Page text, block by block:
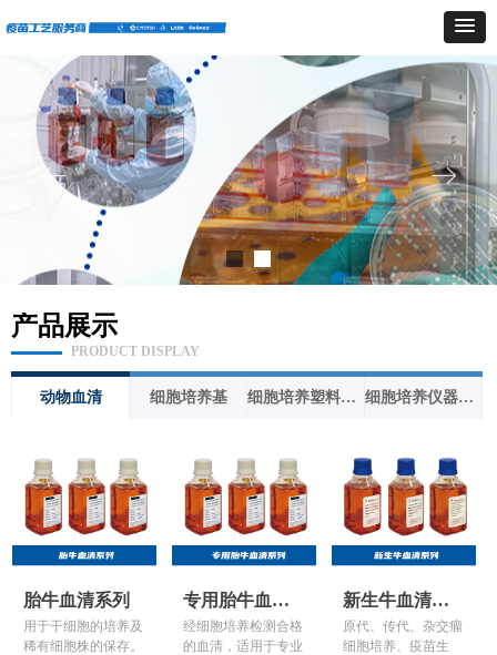
产品展示
PRODUCT DISPLAY
动物血清 细胞培养基 细胞培养塑料器具 细胞培养仪器设备
胎牛血清系列
用于干细胞的培养及
稀有细胞株的保存。
专用胎牛血清
系列
经细胞培养检测合格
的血清，适用于专业
新生牛血清系
列
原代、传代、杂交瘤
细胞培养、疫苗生
ꂃ ꁹ